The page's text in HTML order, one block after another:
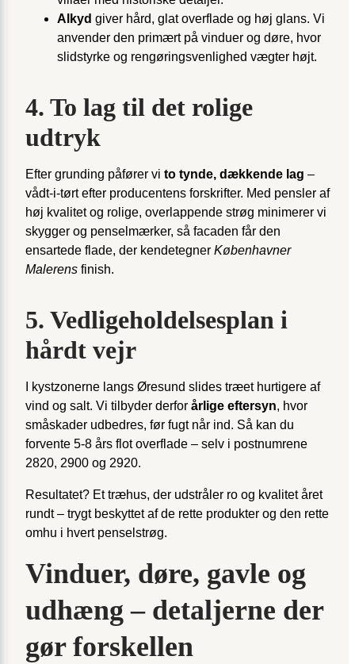
Alkyd giver hård, glat overflade og høj glans. Vi
anvender den primært på vinduer og døre, hvor
slidstyrke og rengøringsvenlighed vægter højt.
4. To lag til det rolige
udtryk
Efter grunding påfører vi to tynde, dækkende lag –
vådt-i-tørt efter producentens forskrifter. Med pensler af
høj kvalitet og rolige, overlappende strøg minimerer vi
skygger og pensel­mærker, så facaden får den
ensartede flade, der kendetegner Københavner
Malerens finish.
5. Vedligeholdelsesplan i
hårdt vejr
I kystzonerne langs Øresund slides træet hurtigere af
vind og salt. Vi tilbyder derfor årlige eftersyn, hvor
småskader udbedres, før fugt når ind. Så kan du
forvente 5-8 års flot overflade – selv i postnumrene
2820, 2900 og 2920.
Resultatet? Et træhus, der udstråler ro og kvalitet året
rundt – trygt beskyttet af de rette produkter og den rette
omhu i hvert penselstrøg.
Vinduer, døre, gavle og
udhæng – detaljerne der
gør forskellen